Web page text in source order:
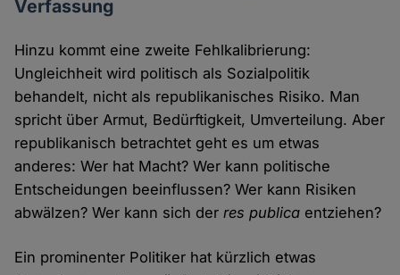
Verfassung
Hinzu kommt eine zweite Fehlkalibrierung:
Ungleichheit wird politisch als Sozialpolitik
behandelt, nicht als republikanisches Risiko. Man
spricht über Armut, Bedürftigkeit, Umverteilung. Aber
republikanisch betrachtet geht es um etwas
anderes: Wer hat Macht? Wer kann politische
Entscheidungen beeinflussen? Wer kann Risiken
abwälzen? Wer kann sich derres publica entziehen?
Ein prominenter Politiker hat kürzlich etwas